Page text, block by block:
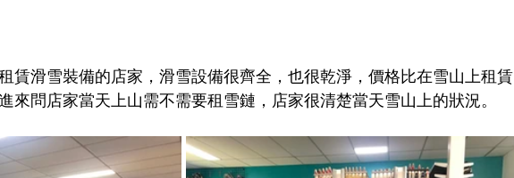
賃滑雪裝備的店家，滑雪設備很齊全，也很乾淨，價格比在雪山上租賃
來問店家當天上山需不需要租雪鏈，店家很清楚當天雪山上的狀況。